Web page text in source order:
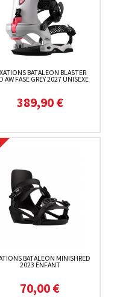
BATALEON BLASTER
AW FASE GREY 2027 UNISEXE
389,90 €
BATALEON MINISHRED
2023 ENFANT
70,00 €